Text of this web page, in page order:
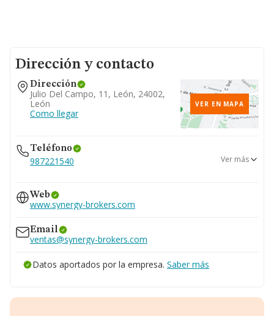
Dirección y contacto
Dirección
Julio Del Campo, 11, León, 24002,
León
Como llegar
VER EN MAPA
Teléfono
987221540
987233742
Ver más
Web
www.synergy-brokers.com
Email
ventas@synergy-brokers.com
Datos aportados por la empresa. Saber más